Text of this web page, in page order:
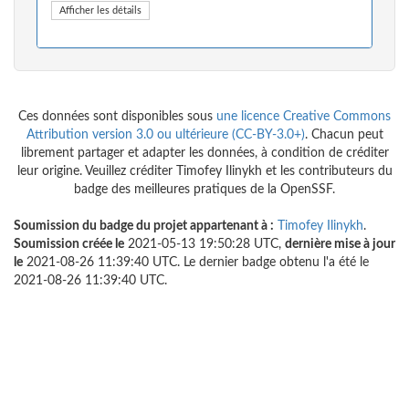
Afficher les détails
Ces données sont disponibles sous une licence Creative Commons
Attribution version 3.0 ou ultérieure (CC-BY-3.0+). Chacun peut
librement partager et adapter les données, à condition de créditer
leur origine. Veuillez créditer Timofey Ilinykh et les contributeurs du
badge des meilleures pratiques de la OpenSSF.
Soumission du badge du projet appartenant à : Timofey Ilinykh.
Soumission créée le 2021-05-13 19:50:28 UTC, dernière mise à jour
le 2021-08-26 11:39:40 UTC. Le dernier badge obtenu l'a été le
2021-08-26 11:39:40 UTC.